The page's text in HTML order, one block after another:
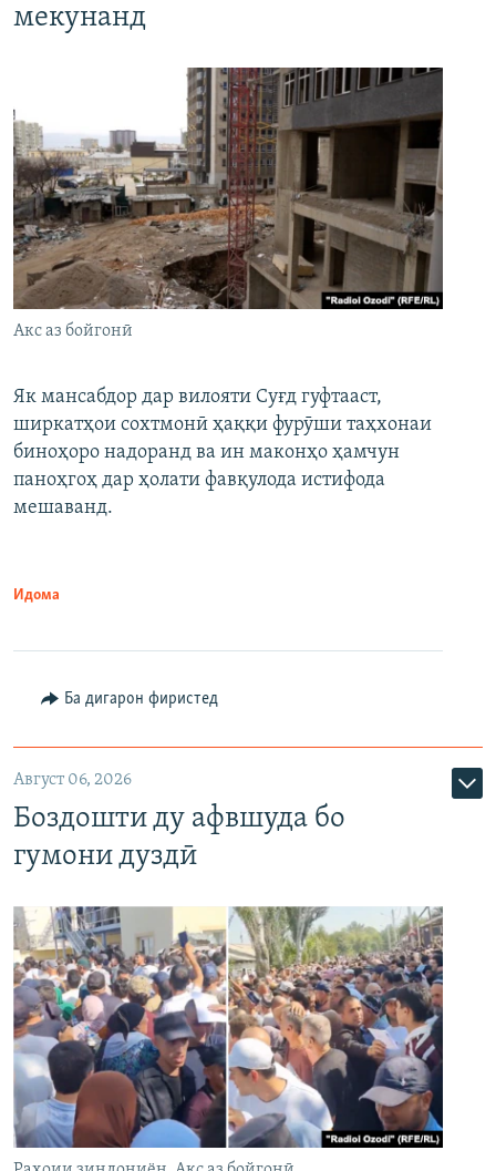
мекунанд
Акс аз бойгонӣ
Як мансабдор дар вилояти Суғд гуфтааст,
ширкатҳои сохтмонӣ ҳаққи фурӯши таҳхонаи
биноҳоро надоранд ва ин маконҳо ҳамчун
паноҳгоҳ дар ҳолати фавқулода истифода
мешаванд.
Идома
Ба дигарон фиристед
Август 06, 2026
Боздошти ду афвшуда бо
гумони дуздӣ